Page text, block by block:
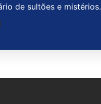
de sultões e mistérios.